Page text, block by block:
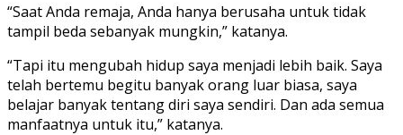
“Saat Anda remaja, Anda hanya berusaha untuk tidak
tampil beda sebanyak mungkin,” katanya.
“Tapi itu mengubah hidup saya menjadi lebih baik. Saya
telah bertemu begitu banyak orang luar biasa, saya
belajar banyak tentang diri saya sendiri. Dan ada semua
manfaatnya untuk itu,” katanya.